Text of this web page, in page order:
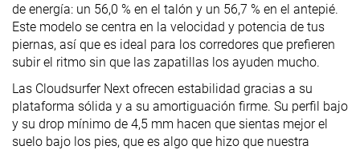
de energía: un 56,0 % en el talón y un 56,7 % en el antepié.
Este modelo se centra en la velocidad y potencia de tus
piernas, así que es ideal para los corredores que prefieren
subir el ritmo sin que las zapatillas los ayuden mucho.
Las Cloudsurfer Next ofrecen estabilidad gracias a su
plataforma sólida y a su amortiguación firme. Su perfil bajo
y su drop mínimo de 4,5 mm hacen que sientas mejor el
suelo bajo los pies, que es algo que hizo que nuestra